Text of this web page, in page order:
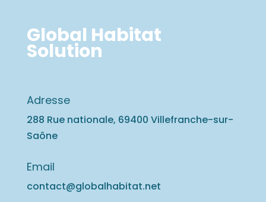
Global Habitat
Solution
Adresse
288 Rue nationale, 69400 Villefranche-sur-
Saône
Email
contact@globalhabitat.net